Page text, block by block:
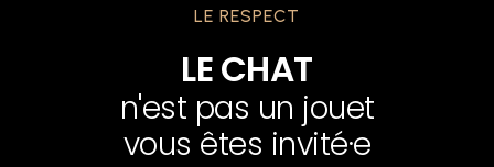
LE RESPECT
LE CHAT
n'est pas un jouet
vous êtes invité·e